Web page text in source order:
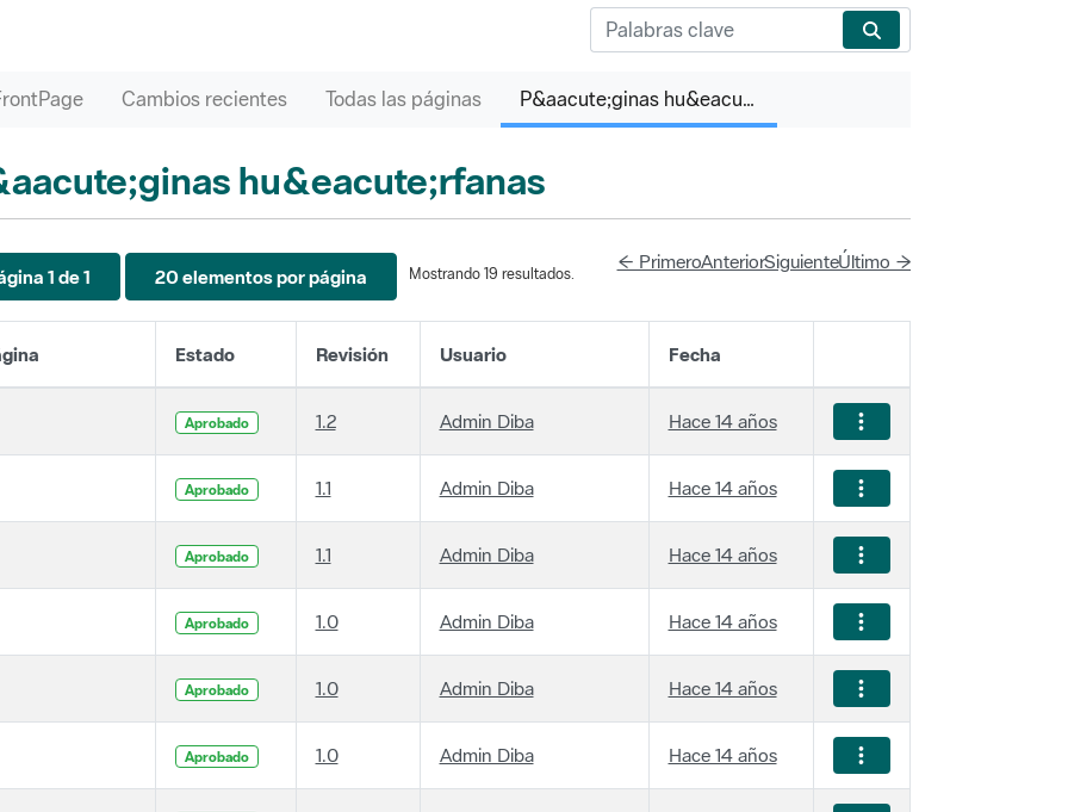
1 de 1 20 elementos por página
Estado Revisión Usuario Fecha
1.2 Admin Diba Hace 14 años
Aprobado 1.1 Admin Diba Hace 14 años
1.1 Admin Diba Hace 14 años
Aprobado 1.0 Admin Diba Hace 14 años
1.0 Admin Diba Hace 14 años
Aprobado 1.0 Admin Diba Hace 14 años
1.2 Admin Diba Hace 14 años